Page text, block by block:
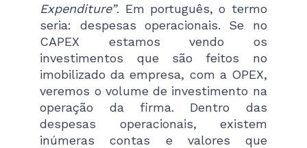
Expenditure”. Em português, o termo
seria: despesas operacionais. Se no
CAPEX estamos vendo os
investimentos que são feitos no
imobilizado da empresa, com a OPEX,
veremos o volume de investimento na
operação da firma. Dentro das
despesas operacionais, existem
inúmeras contas e valores que